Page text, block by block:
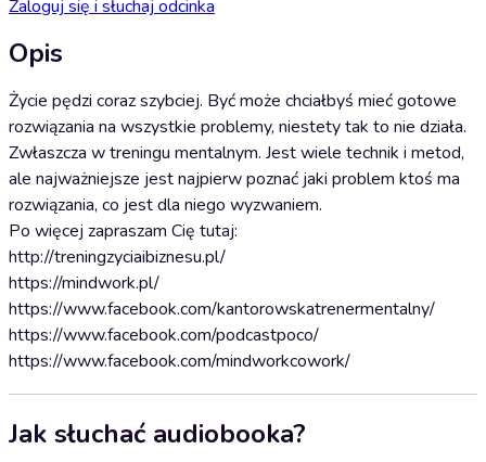
Zaloguj się i słuchaj odcinka
Opis
Życie pędzi coraz szybciej. Być może chciałbyś mieć gotowe
rozwiązania na wszystkie problemy, niestety tak to nie działa.
Zwłaszcza w treningu mentalnym. Jest wiele technik i metod,
ale najważniejsze jest najpierw poznać jaki problem ktoś ma
rozwiązania, co jest dla niego wyzwaniem.
Po więcej zapraszam Cię tutaj:
http://treningzyciaibiznesu.pl/
https://mindwork.pl/
https://www.facebook.com/kantorowskatrenermentalny/
https://www.facebook.com/podcastpoco/
https://www.facebook.com/mindworkcowork/
Jak słuchać audiobooka?